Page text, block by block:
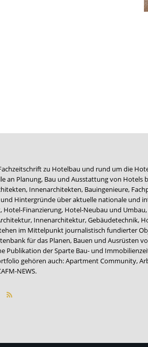
zu Hotelbau und rund um die
an Planung, Bau und Ausstattung von
Innenarchitekten, Bauingenieure,
Hintergründe über aktuelle nationale und
Finanzierung, Hotel-Neubau und
Innenarchitektur, Gebäudetechnik,
im Mittelpunkt journalistisch fundierter
für das Planen, Bauen und Ausrüsten
Publikation der Sparte Bau- und
gehören auch:Apartment Community,
NEWS.